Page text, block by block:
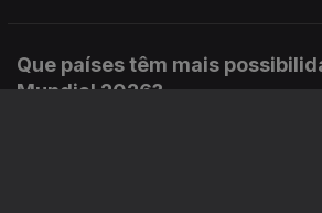
Que países têm mais
Mundial 2026?